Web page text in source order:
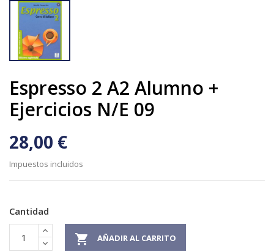
Espresso 2 A2 Alumno +
Ejercicios N/e 09
28,00 €
Impuestos incluidos
Cantidad
 AÑADIR AL CARRITO